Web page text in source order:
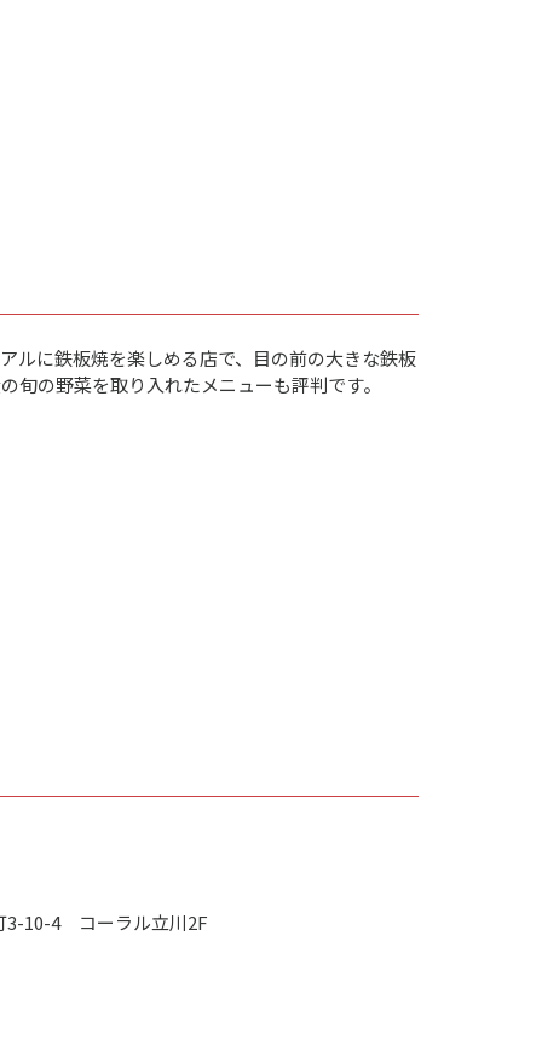
ルに鉄板焼を楽しめる店で、目の前の大きな鉄板
の野菜を取り入れたメニューも評判です。
3-10-4 コーラル立川2F